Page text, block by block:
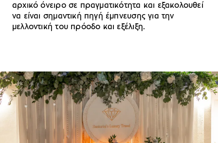
αρχικό όνειρο σε πραγματικότητα και εξακολουθεί
να είναι σημαντική πηγή έμπνευσης για την
μελλοντική του πρόοδο και εξέλιξη.